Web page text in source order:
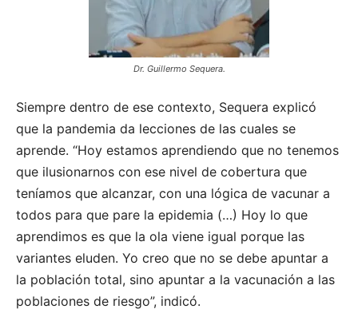
Dr. Guillermo Sequera.
Siempre dentro de ese contexto, Sequera explicó
que la pandemia da lecciones de las cuales se
aprende. “Hoy estamos aprendiendo que no tenemos
que ilusionarnos con ese nivel de cobertura que
teníamos que alcanzar, con una lógica de vacunar a
todos para que pare la epidemia (…) Hoy lo que
aprendimos es que la ola viene igual porque las
variantes eluden. Yo creo que no se debe apuntar a
la población total, sino apuntar a la vacunación a las
poblaciones de riesgo”, indicó.